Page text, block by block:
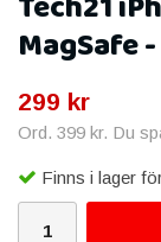
MagSafe
299 kr
Ord. 399 kr. Du
Finns i lager